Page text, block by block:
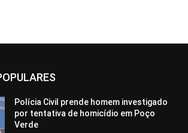
Polícia Civil prende homem investigado
por tentativa de homicídio em Poço
Verde